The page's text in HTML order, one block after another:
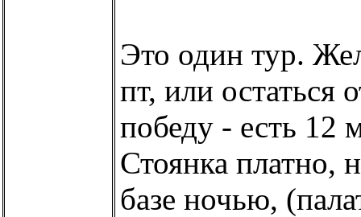
Это один тур.
пт, или остаться
победу - есть 12
Стоянка платно,
базе ночью,